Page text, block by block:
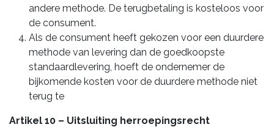
andere methode. De terugbetaling is kosteloos voor
de consument.
Als de consument heeft gekozen voor een duurdere
methode van levering dan de goedkoopste
standaardlevering, hoeft de ondernemer de
bijkomende kosten voor de duurdere methode niet
terug te
Artikel 10 – Uitsluiting herroepingsrecht